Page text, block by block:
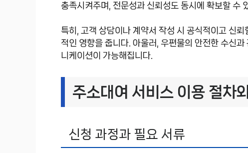
충족시켜주며, 전문성과 신뢰성도 동시에 확보할 수
특히, 고객 상담이나 계약서 작성 시 공식적이고 신
적인 영향을 줍니다. 아울러, 우편물의 안전한 수신
니케이션이 가능해집니다.
주소대여 서비스 이용 절차
신청 과정과 필요 서류